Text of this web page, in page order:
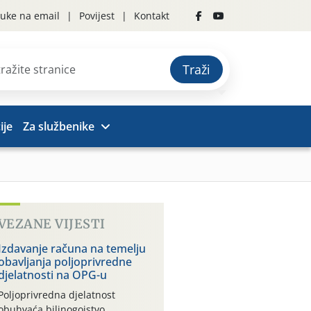
na email Povijest Kontakt
Traži
Za službenike
VIJESTI
računa na temelju
poljoprivredne
na OPG-u
djelatnost